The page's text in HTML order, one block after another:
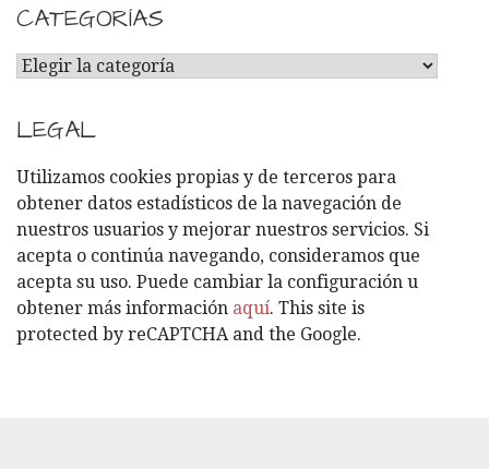
CATEGORÍAS
C
T
E
G
O
R
Í
A
S
LEGAL
Utilizamos cookies propias y de terceros para
obtener datos estadísticos de la navegación de
nuestros usuarios y mejorar nuestros servicios. Si
acepta o continúa navegando, consideramos que
acepta su uso. Puede cambiar la configuración u
obtener más información aquí. This site is
protected by reCAPTCHA and the Google.